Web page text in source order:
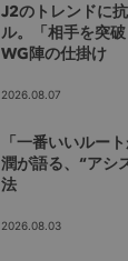
J2のトレンドに
ル。「相手を突
WG陣の仕掛け
2026.08.07
「一番いいルー
潤が語る、“アシ
法
2026.08.03